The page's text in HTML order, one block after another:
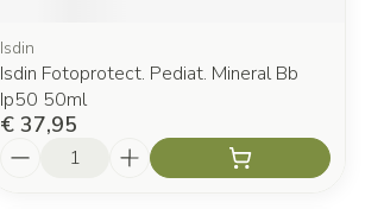
Isdin
Isdin Fotoprotect. Pediat. Mineral Bb
Ip50 50ml
€ 37,95